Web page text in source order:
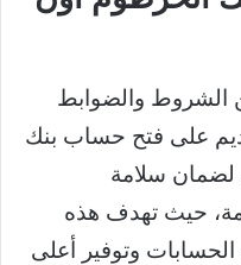
الشروط والضوابط
على فتح حساب بنك
2026، وذلك لضمان سلامة
حيث تهدف هذه
وتوفير أعلى